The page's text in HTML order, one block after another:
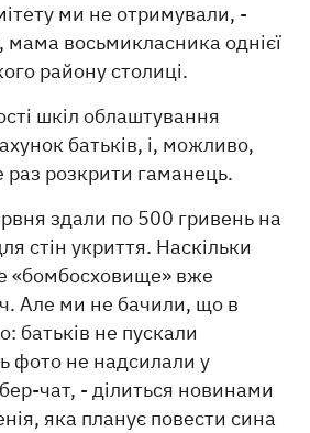
ми не отримували, -
мама восьмикласника однієї
району столиці.
шкіл облаштування
батьків, і, можливо,
розкрити гаманець.
здали по 500 гривень на
стін укриття. Наскільки
«бомбосховище» вже
Але ми не бачили, що в
батьків не пускали
фото не надсилали у
чат, - ділиться новинами
яка планує повести сина